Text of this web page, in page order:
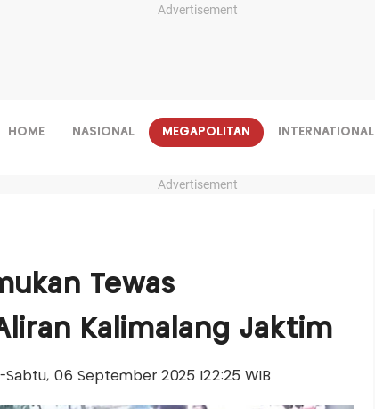
Advertisement
HOME NASIONAL MEGAPOLITAN INTERNATIONAL
Advertisement
Tewas
Kalimalang Jaktim
Sabtu, 06 September 2025 |22:25 WIB